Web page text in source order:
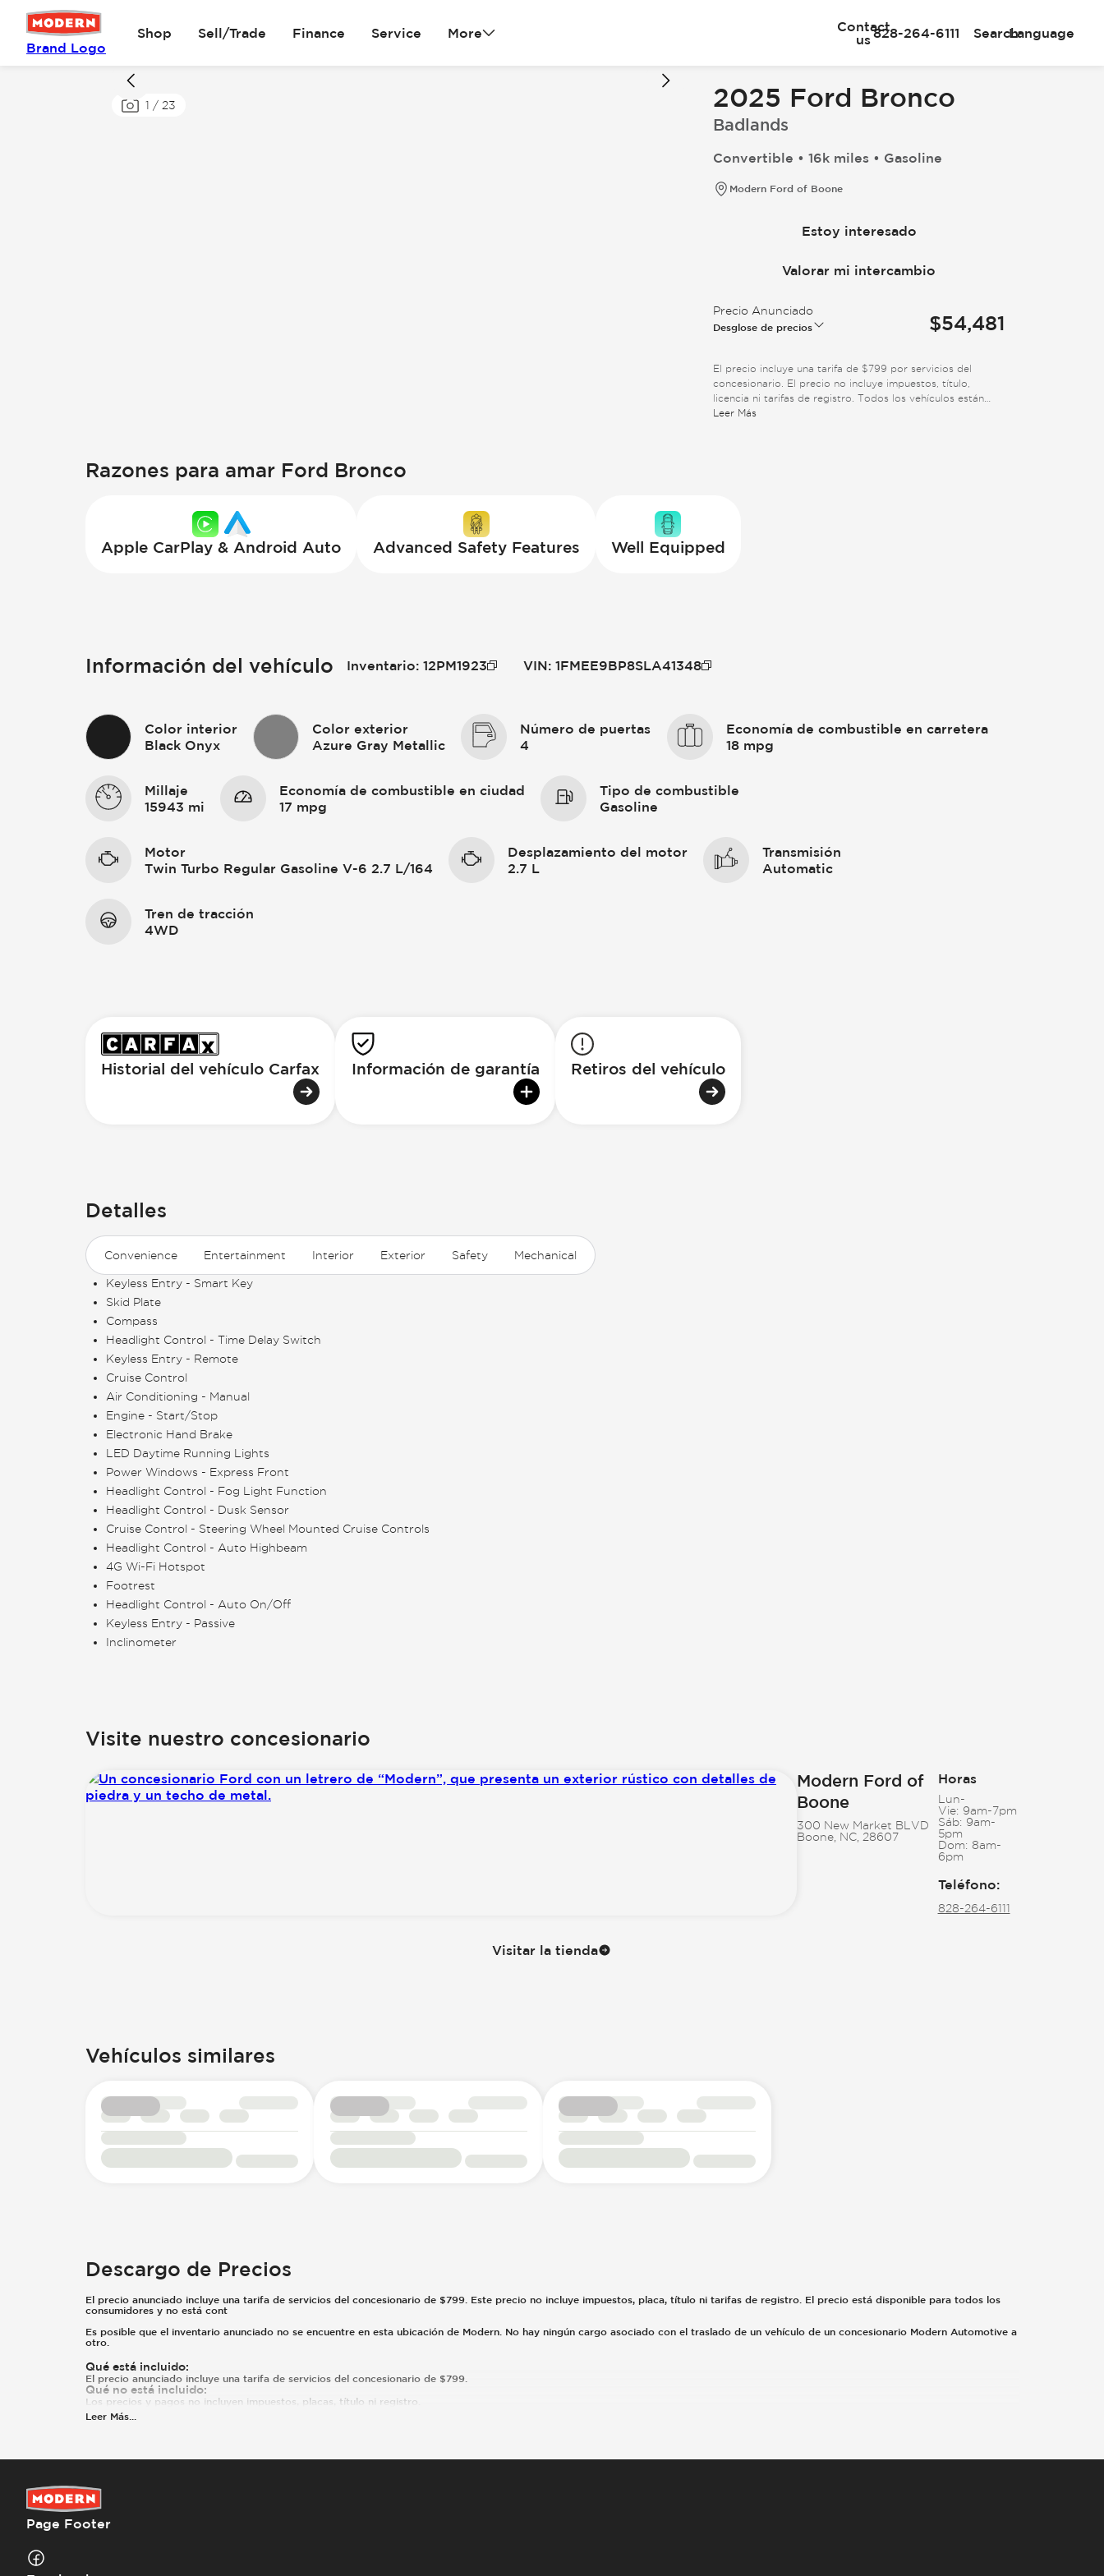
Brand Logo
Shop Sell/Trade Finance Service More
Contact
us828-264-6111 SearchLanguage
1 / 23 2025 Ford Bronco
Badlands
Convertible • 16k miles • Gasoline
Modern Ford of Boone
Estoy interesado
Valorar mi intercambio
Precio Anunciado
Desglose de precios $54,481
El precio incluye una tarifa de $799 por servicios del
concesionario. El precio no incluye impuestos, título,
licencia ni tarifas de registro. Todos los vehículos están
sujetos a venta previa. Vea abajo para información
Leer Más
Razones para amar Ford Bronco
Apple CarPlay & Android Auto Advanced Safety Features Well Equipped
Información del vehículo Inventario: 12PM1923 VIN: 1FMEE9BP8SLA41348
Color interior
Black Onyx
Color exterior
Azure Gray Metallic
Número de puertas
4
Economía de combustible en carretera
18 mpg
Millaje
15943 mi
Economía de combustible en ciudad
17 mpg
Tipo de combustible
Gasoline
Motor
Twin Turbo Regular Gasoline V-6 2.7 L/164
Desplazamiento del motor
2.7 L
Transmisión
Automatic
Tren de tracción
4WD
Historial del vehículo Carfax Información de garantía Retiros del vehículo
Detalles
Convenience Entertainment Interior Exterior Safety Mechanical
Keyless Entry - Smart Key
Skid Plate
Compass
Headlight Control - Time Delay Switch
Keyless Entry - Remote
Cruise Control
Air Conditioning - Manual
Engine - Start/Stop
Electronic Hand Brake
LED Daytime Running Lights
Power Windows - Express Front
Headlight Control - Fog Light Function
Headlight Control - Dusk Sensor
Cruise Control - Steering Wheel Mounted Cruise Controls
Headlight Control - Auto Highbeam
4G Wi-Fi Hotspot
Footrest
Headlight Control - Auto On/Off
Keyless Entry - Passive
Inclinometer
Visite nuestro concesionario
Modern Ford of
Boone
300 New Market BLVD
Boone, NC, 28607
Horas
Lun-
Vie: 9am-7pm
Sáb: 9am-
5pm
Dom: 8am-
6pm
Teléfono:
828-264-6111
Visitar la tienda
Vehículos similares
Descargo de Precios
El precio anunciado incluye una tarifa de servicios del concesionario de $799. Este precio no incluye impuestos, placa, título ni tarifas de registro. El precio está disponible para todos los
consumidores y no está cont
Es posible que el inventario anunciado no se encuentre en esta ubicación de Modern. No hay ningún cargo asociado con el traslado de un vehículo de un concesionario Modern Automotive a
otro.
Qué está incluido:
El precio anunciado incluye una tarifa de servicios del concesionario de $799.
Qué no está incluido:
Los precios y pagos no incluyen impuestos, placas, título ni registro.
Leer Más
Page Footer